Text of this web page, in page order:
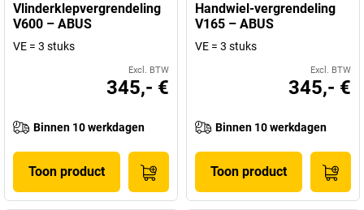
Vlinderklepvergrendeling
V600 – ABUS
VE = 3 stuks
Excl. BTW
345,- €
Binnen 10 werkdagen
Toon product
Handwiel-vergrendeling
V165 – ABUS
VE = 3 stuks
Excl. BTW
345,- €
Binnen 10 werkdagen
Toon product